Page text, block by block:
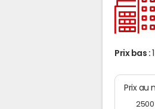
Prix bas :
2500